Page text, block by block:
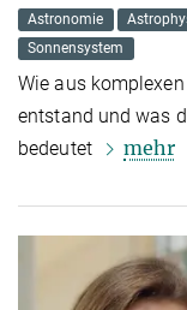
Astronomie
Sonnensystem
Wie aus
entstand und was
bedeutet
mehr